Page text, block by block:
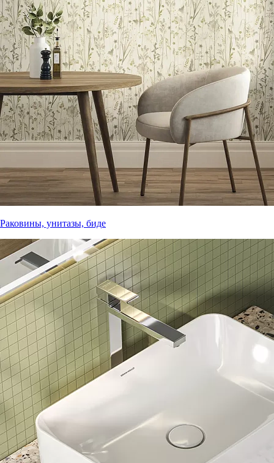
Раковины, унитазы, биде